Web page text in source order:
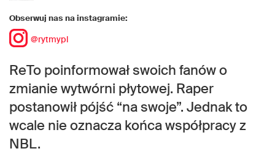
Obserwuj nas na instagramie:
@rytmypl
ReTo poinformował swoich fanów o
zmianie wytwórni płytowej. Raper
postanowił pójść “na swoje”. Jednak to
wcale nie oznacza końca współpracy z
NBL.